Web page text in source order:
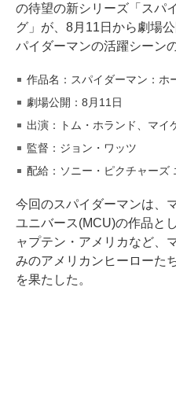
の待望の新シリーズ「スパ
グ」が、8月11日から劇場
パイダーマンの活躍シーン
作品名：スパイダーマン：ホ
劇場公開：8月11日
出演：トム・ホランド、マイ
監督：ジョン・ワッツ
配給：ソニー・ピクチャーズ
今回のスパイダーマンは、
ユニバース(MCU)の作品と
ャプテン・アメリカなど、
みのアメリカンヒーローた
を果たした。